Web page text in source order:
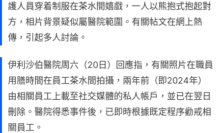
護人員穿着制服在茶水間嬉戲，一人以熊抱式抱起對
方，相片背景疑似屬醫院範圍。有關帖文在網上熱
傳，引起多人討論。
伊利沙伯醫院周六（20日）回應指，有關照片在職員
用膳時間在員工茶水間拍攝，兩年前（即2024年）
由相關員工上載至社交媒體的私人帳戶，並已在翌日
刪除。醫院得悉事件後，已即時根據既定程序勸戒相
關員工。